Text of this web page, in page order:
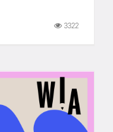
3322